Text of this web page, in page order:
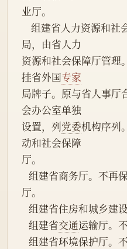
业厅。
局，由省人力
资源和社会保障厅管理
挂省外国专家
局牌子。原与省人事厅
会办公室单独
设置，列党委机构序列
动和社会保障
厅。
组建省商务厅。不再
厅。
组建省住房和城乡
   组建省
交通运输厅。
组建省环境保护厅